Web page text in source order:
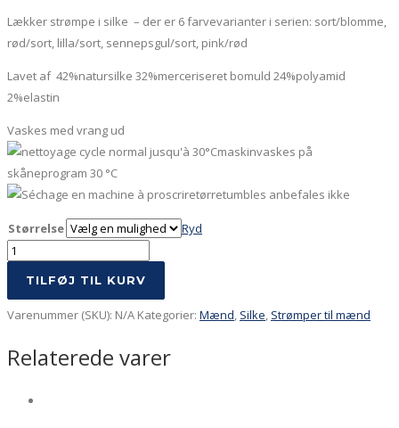
Lækker strømpe i silke – der er 6 farvevarianter i serien: sort/blomme,
rød/sort, lilla/sort, sennepsgul/sort, pink/rød
Lavet af 42%natursilke 32%merceriseret bomuld 24%polyamid
2%elastin
Vaskes med vrang ud
maskinvaskes på
skåneprogram 30 °C
tørretumbles anbefales ikke
Størrelse
Ryd
Silkestrømpe
sort
og
antal
TILFØJ TIL KURV
Varenummer (SKU): N/A Kategorier: Mænd Silke Strømper til mænd
Relaterede varer